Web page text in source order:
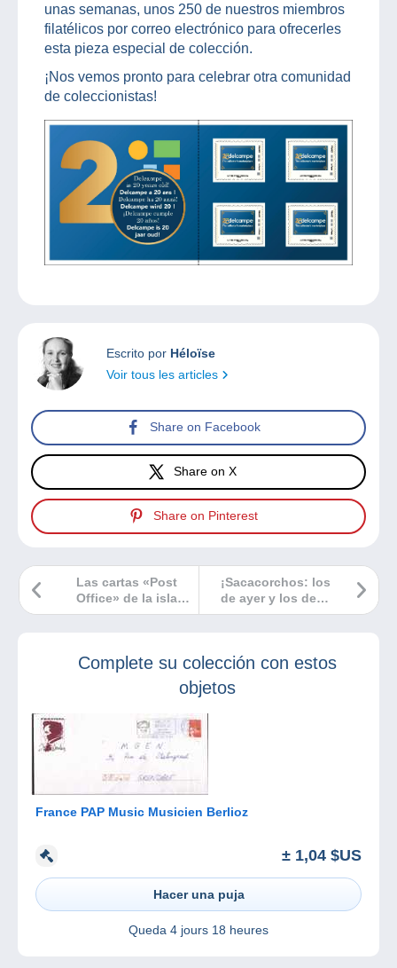
unas semanas, unos 250 de nuestros miembros
filatélicos por correo electrónico para ofrecerles
esta pieza especial de colección.
¡Nos vemos pronto para celebrar otra comunidad
de coleccionistas!
Escrito por Héloïse
Voir tous les articles
Share on Facebook
Share on X
Share on Pinterest
¡Sacacorchos: los
de ayer y los de
hoy!
Las cartas «Post
Office» de la isla
Mauricio
Complete su colección con estos
objetos
France PAP Music Musicien Berlioz
± 1,04 $US
Hacer una puja
Queda 4 jours 18 heures